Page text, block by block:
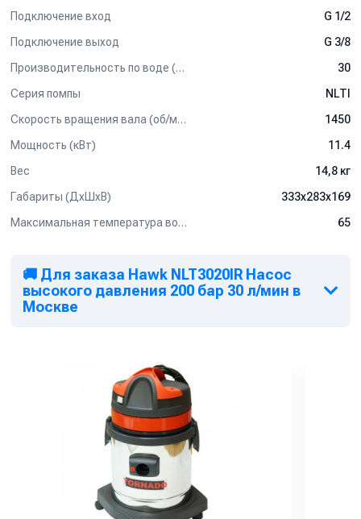
Подключение вход
G 1/2
Подключение выход
G 3/8
Производительность по воде (л/мин)
30
Серия помпы
NLTI
Скорость вращения вала (об/мин)
1450
Мощность (кВт)
11.4
Вес
14,8 кг
Габариты (ДхШхВ)
333х283х169
Максимальная температура воды (°C)
65
🚚 Для заказа Hawk NLT3020IR Насос
высокого давления 200 бар 30 л/мин в
Москве